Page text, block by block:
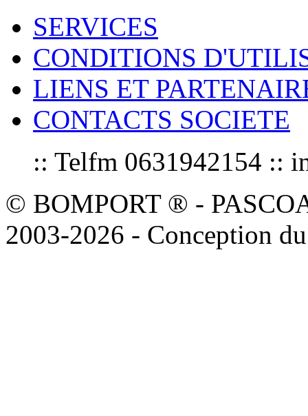
SERVICES
CONDITIONS
LIENS ET
CONTACTS SOCIETE
:: Telfm 0631942154 ::
© BOMPORT ® -
2003-2026 - Conception